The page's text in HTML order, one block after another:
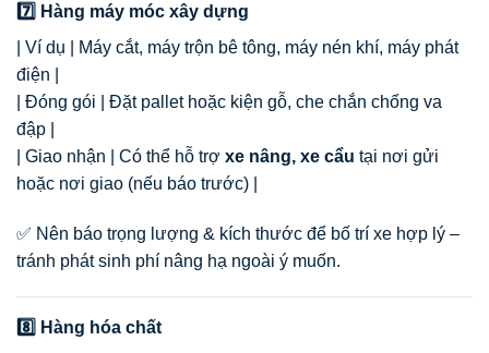
7️⃣ Hàng máy móc xây dựng
| Ví dụ | Máy cắt, máy trộn bê tông, máy nén khí, máy phát
điện |
| Đóng gói | Đặt pallet hoặc kiện gỗ, che chắn chống va
đập |
| Giao nhận | Có thể hỗ trợ xe nâng, xe cẩu tại nơi gửi
hoặc nơi giao (nếu báo trước) |
✅ Nên báo trọng lượng & kích thước để bố trí xe hợp lý –
tránh phát sinh phí nâng hạ ngoài ý muốn.
8️⃣ Hàng hóa chất